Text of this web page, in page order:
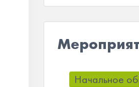
Начальное